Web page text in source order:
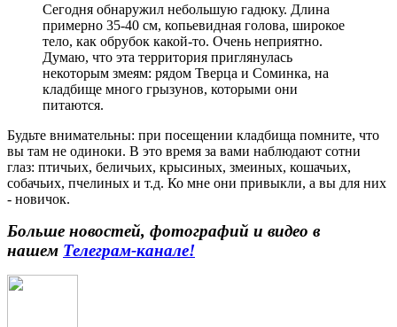
Сегодня обнаружил небольшую гадюку. Длина
примерно 35-40 см, копьевидная голова, широкое
тело, как обрубок какой-то. Очень неприятно.
Думаю, что эта территория приглянулась
некоторым змеям: рядом Тверца и Соминка, на
кладбище много грызунов, которыми они
питаются.
Будьте внимательны: при посещении кладбища помните, что
вы там не одиноки. В это время за вами наблюдают сотни
глаз: птичьих, беличьих, крысиных, змеиных, кошачьих,
собачьих, пчелиных и т.д. Ко мне они привыкли, а вы для них
- новичок.
Больше новостей, фотографий и видео в
нашем Телеграм-канале!